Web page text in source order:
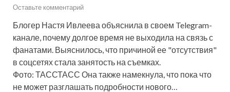
Оставьте комментарий
Блогер Настя Ивлеева объяснила в своем Telegram-
канале, почему долгое время не выходила на связь с
фанатами. Выяснилось, что причиной ее "отсутствия"
в соцсетях стала занятость на съемках.
Фото: ТАССТАСС Она также намекнула, что пока что
не может разглашать подробности нового…